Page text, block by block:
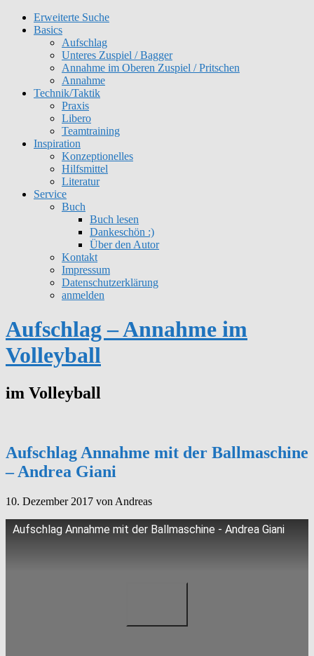
Erweiterte Suche
Basics
Aufschlag
Unteres Zuspiel / Bagger
Annahme im Oberen Zuspiel / Pritschen
Annahme
Technik/Taktik
Praxis
Libero
Teamtraining
Inspiration
Konzeptionelles
Hilfsmittel
Literatur
Service
Buch
Buch lesen
Dankeschön :)
Über den Autor
Kontakt
Impressum
Datenschutzerklärung
anmelden
Aufschlag – Annahme im
Volleyball
im Volleyball
Aufschlag Annahme mit der Ballmaschine
– Andrea Giani
10. Dezember 2017 von Andreas
Aufschlag Annahme mit der Ballmaschine - Andrea Giani
Get 30% off your first purchase